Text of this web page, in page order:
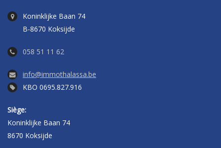
Koninklijke Baan 74
B-8670 Koksijde
058 51 11 62
info@immothalassa.be
KBO 0695.827.916
Siège:
Koninklijke Baan 74
8670 Koksijde